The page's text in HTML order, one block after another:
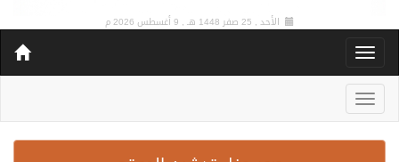
الأحد , 25 صفر 1448 هـ , 9 أغسطس 2026 م